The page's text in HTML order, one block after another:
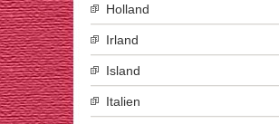
Holland
Irland
Island
Italien